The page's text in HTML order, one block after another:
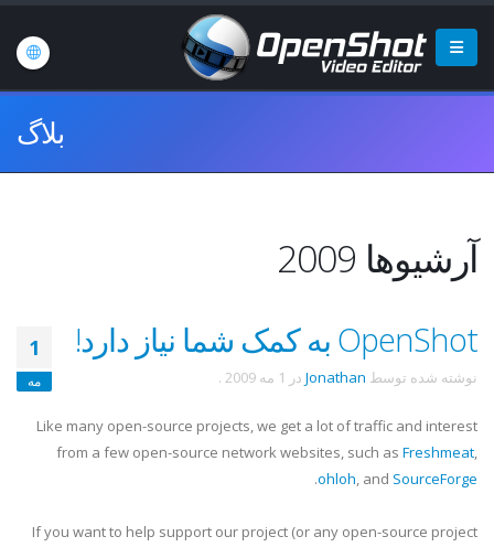
بلاگ
آرشیوها 2009
1
مه
OpenShot به کمک شما نیاز دارد!
نوشته شده توسط Jonathan در 1 مه 2009 .
Like many open-source projects, we get a lot of traffic and interest
from a few open-source network websites, such as Freshmeat,
ohloh, and SourceForge
.
If you want to help support our project (or any open-source project